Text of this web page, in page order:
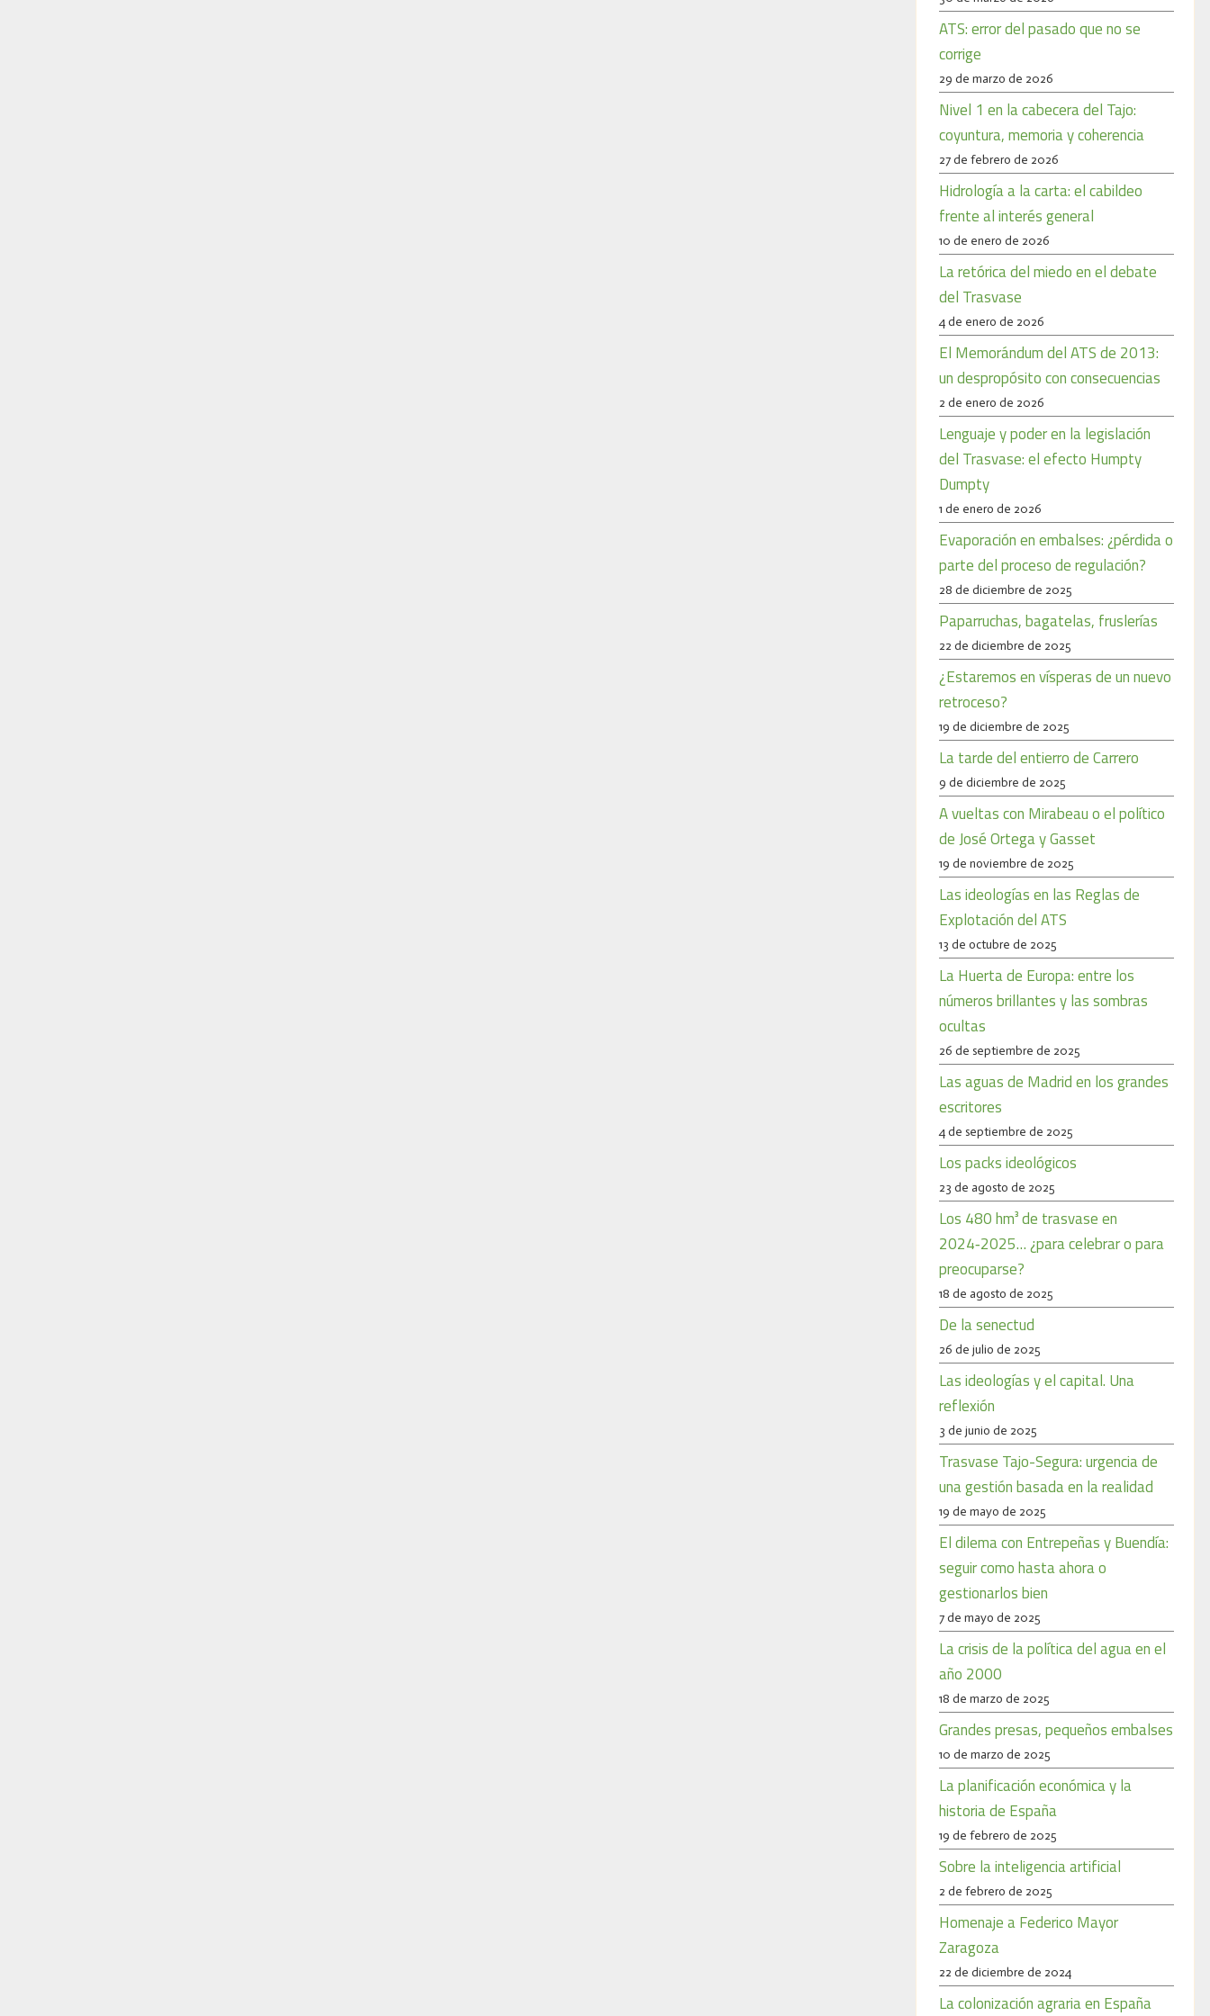
ATS: error del pasado que no se
corrige
29 de marzo de 2026
Nivel 1 en la cabecera del Tajo:
coyuntura, memoria y coherencia
27 de febrero de 2026
Hidrología a la carta: el cabildeo
frente al interés general
10 de enero de 2026
La retórica del miedo en el debate
del Trasvase
4 de enero de 2026
El Memorándum del ATS de 2013:
un despropósito con consecuencias
2 de enero de 2026
Lenguaje y poder en la legislación
del Trasvase: el efecto Humpty
Dumpty
1 de enero de 2026
Evaporación en embalses: ¿pérdida o
parte del proceso de regulación?
28 de diciembre de 2025
Paparruchas, bagatelas, fruslerías
22 de diciembre de 2025
¿Estaremos en vísperas de un nuevo
retroceso?
19 de diciembre de 2025
La tarde del entierro de Carrero
9 de diciembre de 2025
A vueltas con Mirabeau o el político
de José Ortega y Gasset
19 de noviembre de 2025
Las ideologías en las Reglas de
Explotación del ATS
13 de octubre de 2025
La Huerta de Europa: entre los
números brillantes y las sombras
ocultas
26 de septiembre de 2025
Las aguas de Madrid en los grandes
escritores
4 de septiembre de 2025
Los packs ideológicos
23 de agosto de 2025
Los 480 hm³ de trasvase en
2024‑2025… ¿para celebrar o para
preocuparse?
18 de agosto de 2025
De la senectud
26 de julio de 2025
Las ideologías y el capital. Una
reflexión
3 de junio de 2025
Trasvase Tajo-Segura: urgencia de
una gestión basada en la realidad
19 de mayo de 2025
El dilema con Entrepeñas y Buendía:
seguir como hasta ahora o
gestionarlos bien
7 de mayo de 2025
La crisis de la política del agua en el
año 2000
18 de marzo de 2025
Grandes presas, pequeños embalses
10 de marzo de 2025
La planificación económica y la
historia de España
19 de febrero de 2025
Sobre la inteligencia artificial
2 de febrero de 2025
Homenaje a Federico Mayor
Zaragoza
22 de diciembre de 2024
La colonización agraria en España